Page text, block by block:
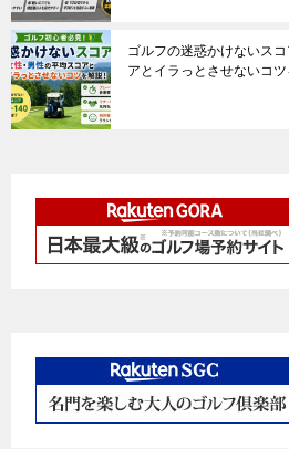
ゴルフの迷惑かけないス
アとイラっとさせないコ